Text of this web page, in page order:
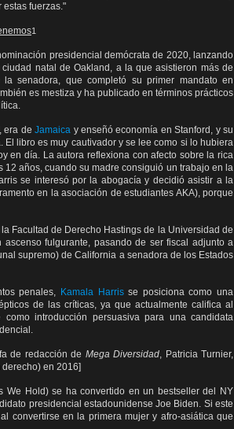
estas fuerzas."
1
presidencial demócrata de 2020, lanzando
natal de Oakland, a la que asistieron más de
senadora, que completó su primer mandato en
es mestiza y ha publicado en términos prácticos
era deJamaica y enseñó economía en Stanford, y su
libro es muy cautivador y se lee como si lo hubiera
en día. La autora reflexiona con afecto sobre la rica
años, cuando su madre consiguió un trabajo en la
se interesó por la abogacía y decidió asistir a la
en la asociación de estudiantes AKA), porque
Facultad de Derecho Hastings de la Universidad de
fulgurante, pasando de ser fiscal adjunto a
supremo) de California a senadora de los Estados
penales, Kamala Harrisse posiciona como una
de las críticas, ya que actualmente califica al
introducción persuasiva para una candidata
de redacción de Mega Diversidad, Patricia Turnier,
en 2016]
We Hold) se ha convertido en un bestseller del NY
presidencial estadounidense Joe Biden. Si este
convertirse en la primera mujer y afro-asiática que